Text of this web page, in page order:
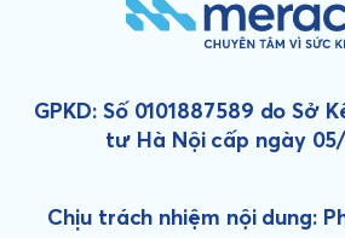
GPKD: Số 0101887589 do Sở
tư Hà Nội cấp ngày
Chịu trách nhiệm nội dung: